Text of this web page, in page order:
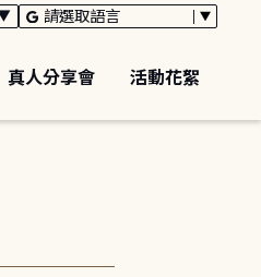
真人分享會 活動花絮